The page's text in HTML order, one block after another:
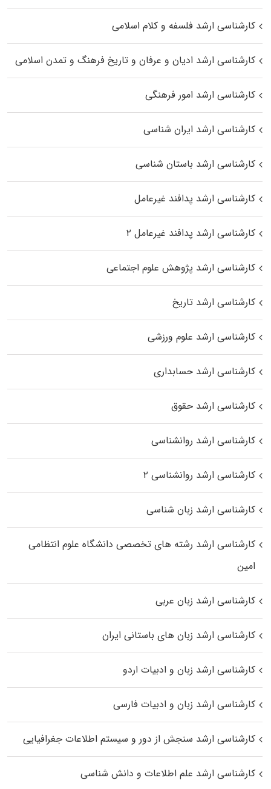
کارشناسی ارشد فلسفه و کلام اسلامی
کارشناسی ارشد ادیان و عرفان و تاریخ فرهنگ و تمدن اسلامی
کارشناسی ارشد امور فرهنگی
کارشناسی ارشد ایران شناسی
کارشناسی ارشد باستان شناسی
کارشناسی ارشد پدافند غیرعامل
کارشناسی ارشد پدافند غیرعامل ۲
کارشناسی ارشد پژوهش علوم اجتماعی
کارشناسی ارشد تاریخ
کارشناسی ارشد علوم ورزشی
کارشناسی ارشد حسابداری
کارشناسی ارشد حقوق
کارشناسی ارشد روانشناسی
کارشناسی ارشد روانشناسی ۲
کارشناسی ارشد زبان شناسی
کارشناسی ارشد رﺷﺘﻪ ﻫﺎی تخصصی داﻧﺸﮕﺎه ﻋﻠﻮم انتظامی
اﻣﻴﻦ
کارشناسی ارشد زبان عربی
کارشناسی ارشد زبان‌ های باستانی ایران
کارشناسی ارشد زبان و ادبیات اردو
کارشناسی ارشد زبان و ادبیات فارسی
کارشناسی ارشد سنجش از دور و سیستم اطلاعات جغرافیایی
کارشناسی ارشد علم اطلاعات و دانش شناسی